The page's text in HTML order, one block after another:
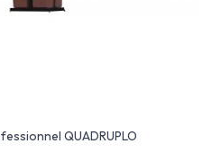
QUADRUPLO